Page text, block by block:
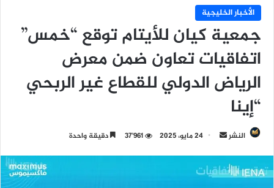
الأخبار الخليجية
جمعية كيان للأيتام توقع “خمس”
اتفاقيات تعاون ضمن معرض
الرياض الدولي للقطاع غير الربحي
“إينا
النشر
س
ل
24 مايو، 2025 37٬961 دقيقة واحدة